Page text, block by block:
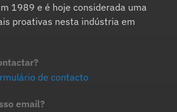
1989 e é hoje considerada uma
proativas nesta indústria em
de contacto
email?